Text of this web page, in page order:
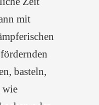
mit
basteln,
wie